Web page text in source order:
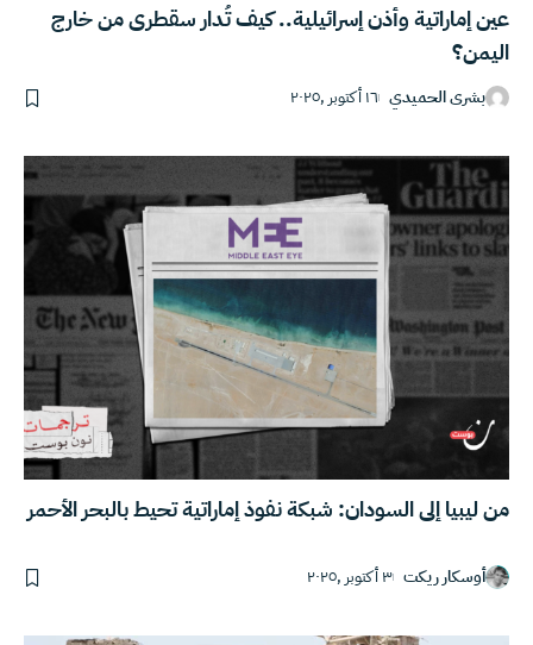
عين إماراتية وأذن إسرائيلية.. كيف تُدار سقطرى من خارج
اليمن؟
بشرى الحميدي ١٦ أكتوبر ,٢٠٢٥
من ليبيا إلى السودان: شبكة نفوذ إماراتية تحيط بالبحر الأحمر
أوسكار ريكت ٣ أكتوبر ,٢٠٢٥